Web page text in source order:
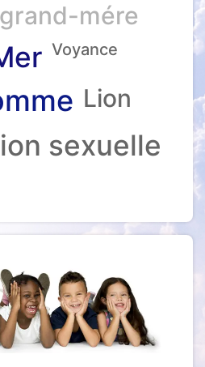
grand-mére
Voyance
Lion
sexuelle